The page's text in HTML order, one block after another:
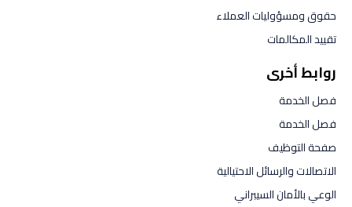
حقوق ومسؤوليات العملاء
تقييد المكالمات
روابط أخرى
فصل الخدمة
فصل الخدمة
صفحة التوظيف
الاتصالات والرسائل الاحتيالية
الوعي بالأمان السيبراني